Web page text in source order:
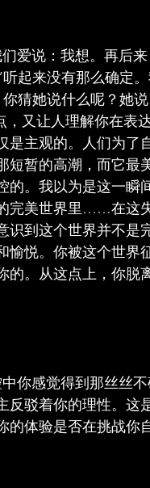
爱说：我想。再后
起来没有那么确定
猜她说什么呢？她说
，又让人理解你在表
是主观的。人们为了
短暂的高潮，而它最
的。我以为是这一瞬
完美世界里……在这
识到这个世界并不是
悦。你被这个世界
的。从这点上，你脱
你感觉得到那丝丝不
反驳着你的理性。这
的体验是否在挑战你